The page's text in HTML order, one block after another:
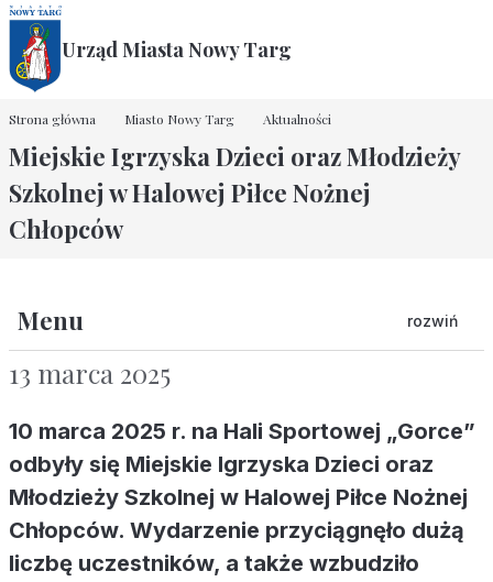
Urząd Miasta Nowy Targ
Strona główna Miasto Nowy Targ Aktualności
Miejskie Igrzyska Dzieci oraz Młodzieży
Szkolnej w Halowej Piłce Nożnej
Chłopców
Menu rozwiń
13 marca 2025
10 marca 2025 r. na Hali Sportowej „Gorce”
odbyły się Miejskie Igrzyska Dzieci oraz
Młodzieży Szkolnej w Halowej Piłce Nożnej
Chłopców. Wydarzenie przyciągnęło dużą
liczbę uczestników, a także wzbudziło